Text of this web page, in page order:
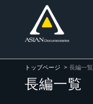
トップページ 長編一覧
長編一覧